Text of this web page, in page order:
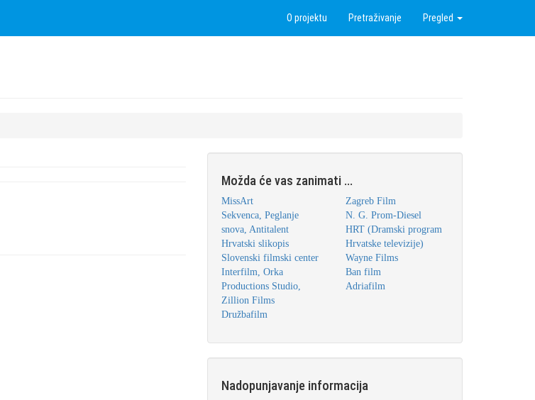
O projektu Pretraživanje Pregled
Možda će vas zanimati ...
MissArt
Sekvenca, Peglanje
snova, Antitalent
Hrvatski slikopis
Slovenski filmski center
Interfilm, Orka
Productions Studio,
Zillion Films
Družbafilm
Zagreb Film
N. G. Prom-Diesel
HRT (Dramski program
Hrvatske televizije)
Wayne Films
Ban film
Adriafilm
Nadopunjavanje informacija